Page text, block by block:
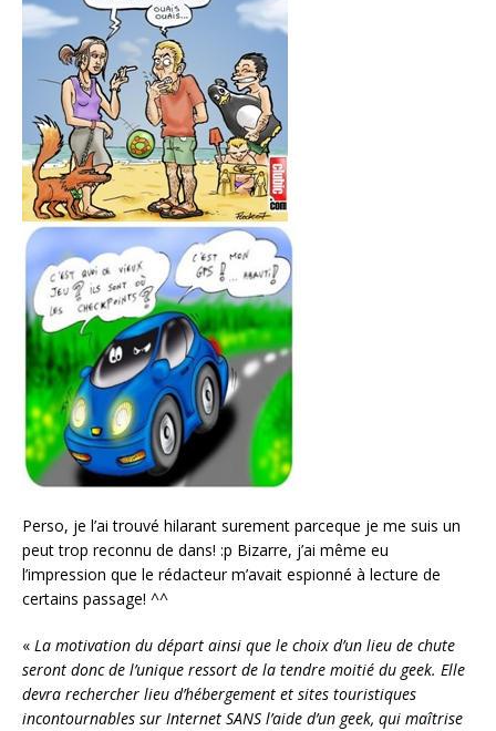
Perso, je l’ai trouvé hilarant surement parceque je me suis un
peut trop reconnu de dans! :p Bizarre, j’ai même eu
l’impression que le rédacteur m’avait espionné à lecture de
certains passage! ^^
« La motivation du départ ainsi que le choix d’un lieu de chute
seront donc de l’unique ressort de la tendre moitié du geek. Elle
devra rechercher lieu d’hébergement et sites touristiques
incontournables sur Internet SANS l’aide d’un geek, qui maîtrise